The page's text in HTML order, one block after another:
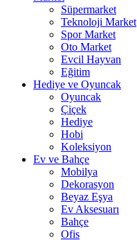
Süpermarket
Teknoloji Market
Spor Market
Oto Market
Evcil Hayvan
Eğitim
Hediye ve Oyuncak
Oyuncak
Çiçek
Hediye
Hobi
Koleksiyon
Ev ve Bahçe
Mobilya
Dekorasyon
Beyaz Eşya
Ev Aksesuarı
Bahçe
Ofis